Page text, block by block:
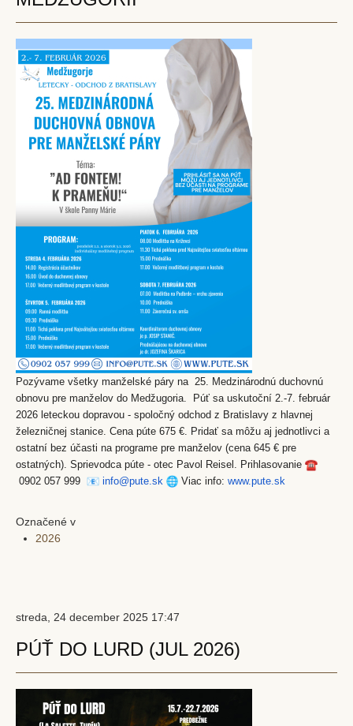
Pozývame všetky manželské páry na 25. Medzinárodnú duchovnú
obnovu pre manželov do Medžugoria. Púť sa uskutoční 2.-7. február
2026 leteckou dopravou - spoločný odchod z Bratislavy z hlavnej
železničnej stanice. Cena púte 675 €. Pridať sa môžu aj jednotlivci a
ostatní bez účasti na programe pre manželov (cena 645 € pre
ostatných). Sprievodca púte - otec Pavol Reisel. Prihlasovanie
0902 057 999
info@pute.sk Viac info:www.pute.sk
Označené v
2026
streda, 24 december 2025 17:47
PÚŤ DO LURD (JUL 2026)